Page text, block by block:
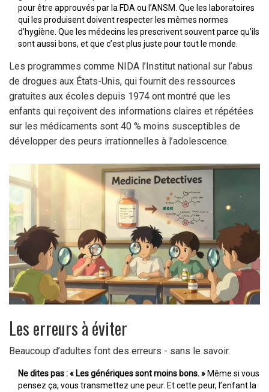
pour être approuvés par la FDA ou l’ANSM. Que les laboratoires
qui les produisent doivent respecter les mêmes normes
d’hygiène. Que les médecins les prescrivent souvent parce qu’ils
sont aussi bons, et que c’est plus juste pour tout le monde.
Les programmes comme NIDA l’Institut national sur l’abus
de drogues aux États-Unis, qui fournit des ressources
gratuites aux écoles depuis 1974 ont montré que les
enfants qui reçoivent des informations claires et répétées
sur les médicaments sont 40 % moins susceptibles de
développer des peurs irrationnelles à l’adolescence.
Les erreurs à éviter
Beaucoup d’adultes font des erreurs - sans le savoir.
Ne dites pas : « Les génériques sont moins bons. » Même si vous
pensez ça, vous transmettez une peur. Et cette peur, l’enfant la